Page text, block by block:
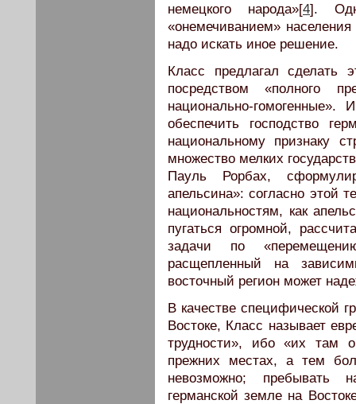
немецкого народа»[4].
«онемечиванием»
надо искать иное решение.
Класс предлагал сделать
посредством «полного
национально-
обеспечить господство
национальному признаку
множество мелких
Пауль Рорбах,
апельсина»: согласно этой
национальностям, как
пугаться огромной,
задачи по
расщепленный на
восточный регион может
В качестве специфической
Востоке, Класс называет
трудности», ибо «их там
прежних местах, а тем
невозможно; пребывать
германской земле на